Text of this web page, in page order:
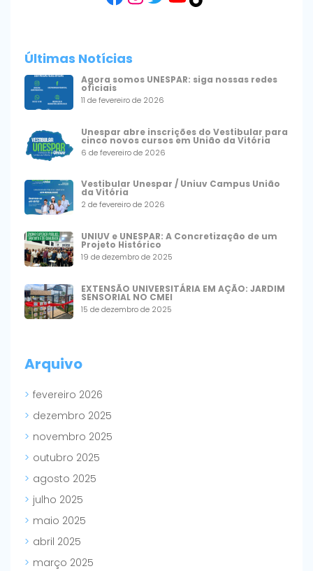
Últimas Notícias
Agora somos UNESPAR: siga nossas redes
oficiais
11 de fevereiro de 2026
Unespar abre inscrições do Vestibular para
cinco novos cursos em União da Vitória
6 de fevereiro de 2026
Vestibular Unespar / Uniuv Campus União
da Vitória
2 de fevereiro de 2026
UNIUV e UNESPAR: A Concretização de um
Projeto Histórico
19 de dezembro de 2025
EXTENSÃO UNIVERSITÁRIA EM AÇÃO: JARDIM
SENSORIAL NO CMEI
15 de dezembro de 2025
Arquivo
fevereiro 2026
dezembro 2025
novembro 2025
outubro 2025
agosto 2025
julho 2025
maio 2025
abril 2025
março 2025